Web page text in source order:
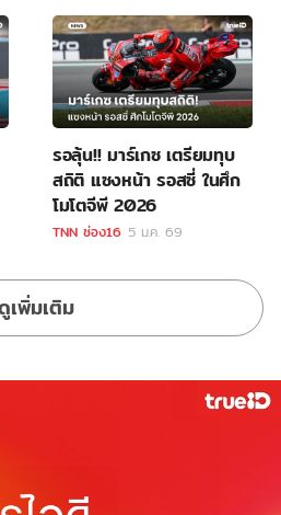
รอลุ้น!! มาร์เกซ เตรียมทุบ
สถิติ แซงหน้า รอสซี่ ในศึก
โมโตจีพี 2026
TNN ช่อง16 5 ม.ค. 69
เพิ่มเติม